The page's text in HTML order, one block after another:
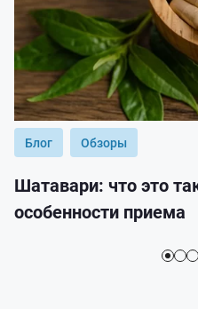
Блог Обзоры
Шатавари: что это
особенности приема